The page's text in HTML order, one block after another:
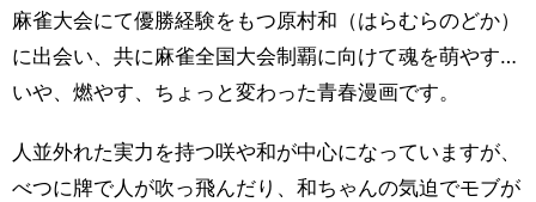
麻雀大会にて優勝経験をもつ原村和（はらむらのどか）
に出会い、共に麻雀全国大会制覇に向けて魂を萌やす…
いや、燃やす、ちょっと変わった青春漫画です。
人並外れた実力を持つ咲や和が中心になっていますが、
べつに牌で人が吹っ飛んだり、和ちゃんの気迫でモブが